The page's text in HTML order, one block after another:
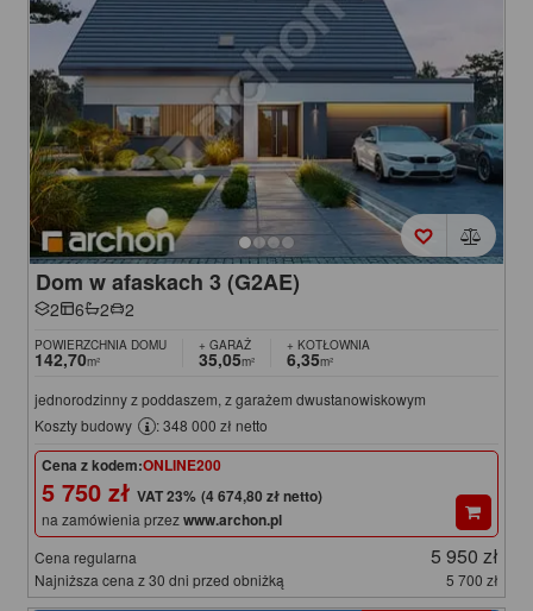
Dom w afaskach 3 (G2AE)
2 6 2 2
POWIERZCHNIA DOMU
142,70m²
+ GARAŻ
35,05m²
+ KOTŁOWNIA
6,35m²
jednorodzinny z poddaszem, z garażem dwustanowiskowym
Koszty budowy
: 348 000 zł netto
Cena z kodem:ONLINE200
5 750 zł (4 674,80 zł netto)
na zamówienia przezwww.archon.pl
Cena regularna 5 950 zł
Najniższa cena z 30 dni przed obniżką 5 700 zł